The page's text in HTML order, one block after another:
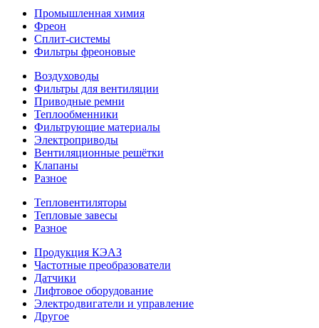
Промышленная химия
Фреон
Сплит-системы
Фильтры фреоновые
Воздуховоды
Фильтры для вентиляции
Приводные ремни
Теплообменники
Фильтрующие материалы
Электроприводы
Вентиляционные решётки
Клапаны
Разное
Тепловентиляторы
Тепловые завесы
Разное
Продукция КЭАЗ
Частотные преобразователи
Датчики
Лифтовое оборудование
Электродвигатели и управление
Другое